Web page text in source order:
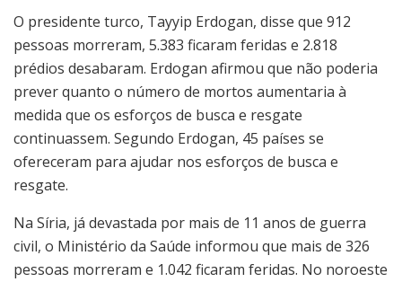
O presidente turco, Tayyip Erdogan, disse que 912
pessoas morreram, 5.383 ficaram feridas e 2.818
prédios desabaram. Erdogan afirmou que não poderia
prever quanto o número de mortos aumentaria à
medida que os esforços de busca e resgate
continuassem. Segundo Erdogan, 45 países se
ofereceram para ajudar nos esforços de busca e
resgate.
Na Síria, já devastada por mais de 11 anos de guerra
civil, o Ministério da Saúde informou que mais de 326
pessoas morreram e 1.042 ficaram feridas. No noroeste